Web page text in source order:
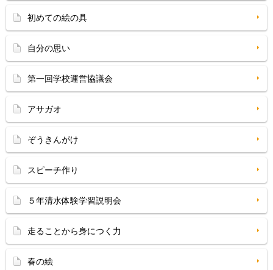
初めての絵の具
自分の思い
第一回学校運営協議会
アサガオ
ぞうきんがけ
スピーチ作り
５年清水体験学習説明会
走ることから身につく力
春の絵